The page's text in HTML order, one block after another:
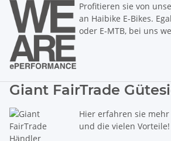
Profitieren sie von
an Haibike E-Bikes.
oder E-MTB, bei uns
Giant FairTrade
Hier erfahren sie
und die vielen Vorteile!